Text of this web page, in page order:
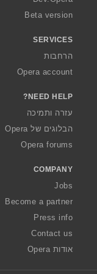
Beta version
SERVICES
הרחבות
Opera account
NEED HELP?
עזרה ותמיכה
הבלוגים של Opera
Opera forums
COMPANY
Jobs
Become a partner
Press info
Contact us
אודות Opera